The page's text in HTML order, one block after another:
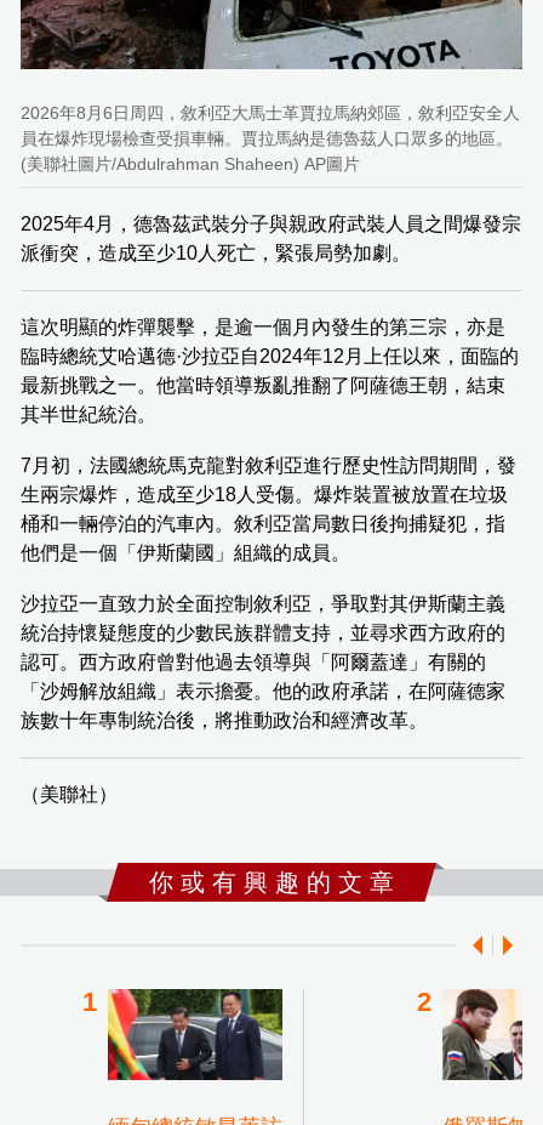
2026年8月6日周四，敘利亞大馬士革賈拉馬納郊區，敘利亞安全人
員在爆炸現場檢查受損車輛。賈拉馬納是德魯茲人口眾多的地區。
(美聯社圖片/Abdulrahman Shaheen) AP圖片
2025年4月，德魯茲武裝分子與親政府武裝人員之間爆發宗
派衝突，造成至少10人死亡，緊張局勢加劇。
這次明顯的炸彈襲擊，是逾一個月內發生的第三宗，亦是
臨時總統艾哈邁德·沙拉亞自2024年12月上任以來，面臨的
最新挑戰之一。他當時領導叛亂推翻了阿薩德王朝，結束
其半世紀統治。
7月初，法國總統馬克龍對敘利亞進行歷史性訪問期間，發
生兩宗爆炸，造成至少18人受傷。爆炸裝置被放置在垃圾
桶和一輛停泊的汽車內。敘利亞當局數日後拘捕疑犯，指
他們是一個「伊斯蘭國」組織的成員。
沙拉亞一直致力於全面控制敘利亞，爭取對其伊斯蘭主義
統治持懷疑態度的少數民族群體支持，並尋求西方政府的
認可。西方政府曾對他過去領導與「阿爾蓋達」有關的
「沙姆解放組織」表示擔憂。他的政府承諾，在阿薩德家
族數十年專制統治後，將推動政治和經濟改革。
（美聯社）
你 或 有 興 趣 的 文 章